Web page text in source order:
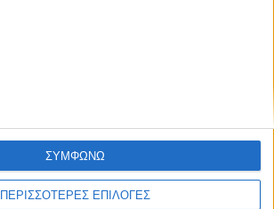
ΠΕΡΙΣΣΟΤΕΡΕΣ ΕΠΙΛΟΓΕΣ
ΣΥΜΦΩΝΩ
Φυτικά Εναλλακτικά
Gourmet: θρέψη και
απόλαυση σε κάθε